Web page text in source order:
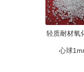
轻质耐材氧
心球